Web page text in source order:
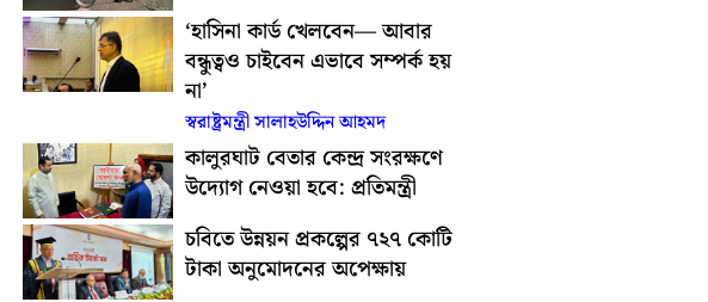
‘হাসিনা কার্ড খেলবেন— আবার
বন্ধুত্বও চাইবেন এভাবে সম্পর্ক হয়
না’
স্বরাষ্ট্রমন্ত্রী সালাহউদ্দিন আহমদ
কালুরঘাট বেতার কেন্দ্র সংরক্ষণে
উদ্যোগ নেওয়া হবে: প্রতিমন্ত্রী
চবিতে উন্নয়ন প্রকল্পের ৭২৭ কোটি
টাকা অনুমোদনের অপেক্ষায়